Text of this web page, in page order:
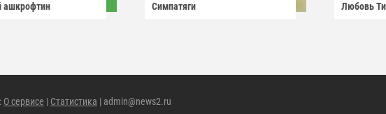
ашкрофтин Симпатяги Любовь
: О сервисе | Статистика | admin@news2.ru